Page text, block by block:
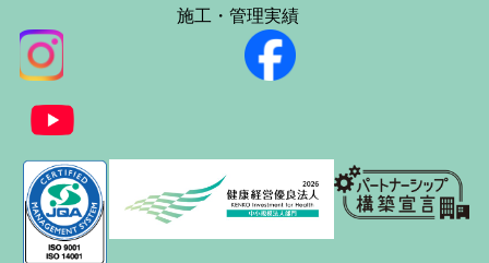
施工・管理実績